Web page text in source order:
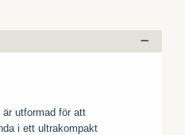
är utformad för att
i ett ultrakompakt